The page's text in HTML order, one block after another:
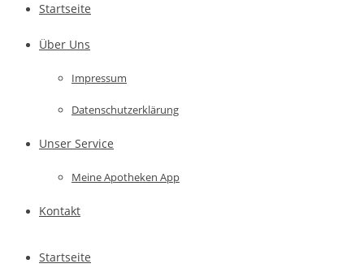
Startseite
Über Uns
Impressum
Datenschutzerklärung
Unser Service
Meine Apotheken App
Kontakt
Startseite